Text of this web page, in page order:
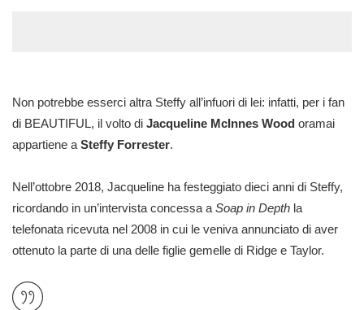
Non potrebbe esserci altra Steffy all’infuori di lei: infatti, per i fan
di BEAUTIFUL, il volto di Jacqueline McInnes Wood oramai
appartiene a Steffy Forrester.
Nell’ottobre 2018, Jacqueline ha festeggiato dieci anni di Steffy,
ricordando in un’intervista concessa a Soap in Depth la
telefonata ricevuta nel 2008 in cui le veniva annunciato di aver
ottenuto la parte di una delle figlie gemelle di Ridge e Taylor.